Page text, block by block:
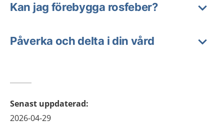
Kan jag förebygga rosfeber?
Påverka och delta i din vård
Senast uppdaterad:
2026-04-29